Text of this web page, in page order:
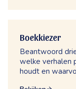
Boekkiezer
Beantwoord
welke verhalen
houdt en